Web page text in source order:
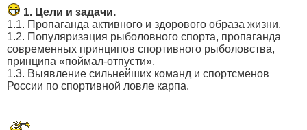
1. Цели и задачи.
1.1. Пропаганда активного и здорового образа жизни.
1.2. Популяризация рыболовного спорта, пропаганда
современных принципов спортивного рыболовства,
принципа «поймал-отпусти».
1.3. Выявление сильнейших команд и спортсменов
России по спортивной ловле карпа.